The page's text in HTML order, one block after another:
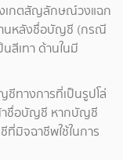
เกตสัญลักษณ์วงแฉก
านหลังชื่อบัญชี (กรณี
สีเทา ด้านในมี
ทางการที่เป็นรูปโล่
าชื่อบัญชี หากบัญชี
ที่มิจฉาชีพใช้ในการ